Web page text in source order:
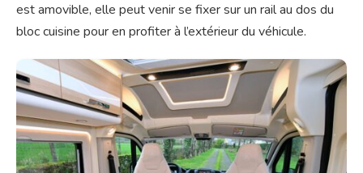
est amovible, elle peut venir se fixer sur un rail au dos du
bloc cuisine pour en profiter à l’extérieur du véhicule.